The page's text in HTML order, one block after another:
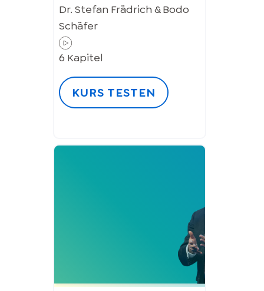
Dr. Stefan Frädrich & Bodo
Schäfer
6 Kapitel
KURS TESTEN